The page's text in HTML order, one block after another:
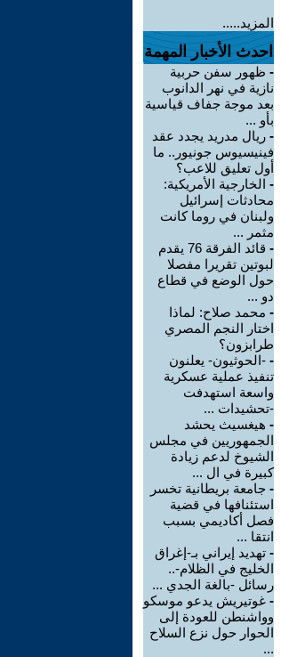
المزيد.....
احدث الأخبار المهمة
- ظهور سفن حربية
نازية في نهر الدانوب
بعد موجة جفاف قياسية
بأو ...
- ريال مدريد يجدد عقد
فينيسيوس جونيور.. ما
أول تعليق للاعب؟
- الخارجية الأمريكية:
محادثات إسرائيل
ولبنان في روما كانت
مثمر ...
-
قائد الفرقة 76 يقدم
لبوتين تقريرا مفصلا
حول الوضع في قطاع
دو ...
- محمد صلاح: لماذا
اختار النجم المصري
طرابزون؟
- -الحوثيون- يعلنون
تنفيذ عملية عسكرية
واسعة استهدفت
-تحشيدات ...
- هيغسيث يحشد
الجمهوريين في مجلس
الشيوخ لدعم زيادة
كبيرة في ال ...
- جامعة بريطانية تخسر
استئنافها في قضية
فصل أكاديمي بسبب
انتقا ...
- تهديد إيراني بـ-إغراق
الخليج في الظلام-..
رسائل -بالغة الجدي ...
- غوتيريش يدعو موسكو
وواشنطن للعودة إلى
الحوار حول نزع السلاح
...